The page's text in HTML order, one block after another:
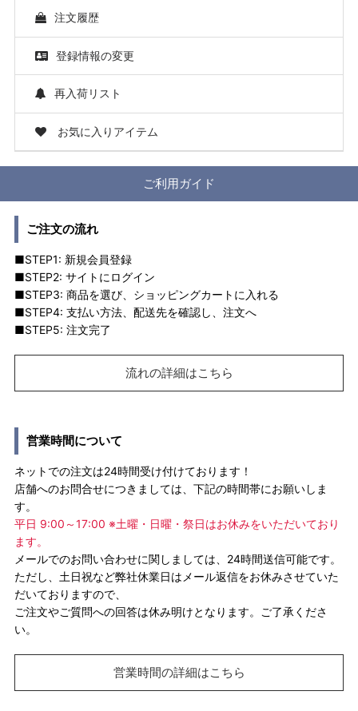
注文履歴
登録情報の変更
再入荷リスト
お気に入りアイテム
ご利用ガイド
ご注文の流れ
■STEP1: 新規会員登録
■STEP2: サイトにログイン
■STEP3: 商品を選び、ショッピングカートに入れる
■STEP4: 支払い方法、配送先を確認し、注文へ
■STEP5: 注文完了
流れの詳細はこちら
営業時間について
ネットでの注文は24時間受け付けております！
店舗へのお問合せにつきましては、下記の時間帯にお願いしま
す。
平日 9:00～17:00 ※土曜・日曜・祭日はお休みをいただいており
ます。
メールでのお問い合わせに関しましては、24時間送信可能です。
ただし、土日祝など弊社休業日はメール返信をお休みさせていた
だいておりますので、
ご注文やご質問への回答は休み明けとなります。ご了承くださ
い。
営業時間の詳細はこちら